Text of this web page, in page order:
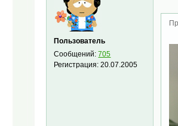
Пользователь
Сообщений:705
Регистрация:20.07.2005